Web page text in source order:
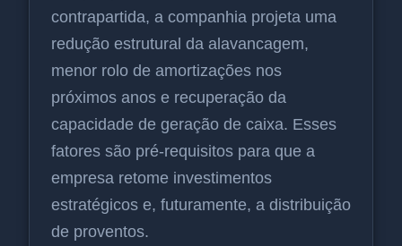
contrapartida, a companhia projeta uma
redução estrutural da alavancagem,
menor rolo de amortizações nos
próximos anos e recuperação da
capacidade de geração de caixa. Esses
fatores são pré-requisitos para que a
empresa retome investimentos
estratégicos e, futuramente, a distribuição
de proventos.